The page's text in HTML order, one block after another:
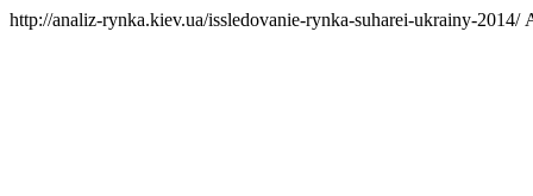
http://analiz-rynka.kiev.ua/issledovanie-rynka-suharei-ukrainy-2014/